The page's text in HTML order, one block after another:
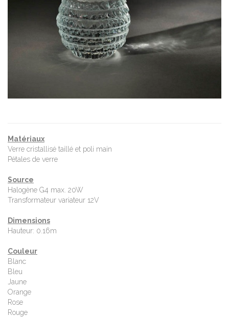
Matériaux
Verre cristallisé taillé et poli main
Pétales de verre
Source
Halogène G4 max. 20W
Transformateur variateur 12V
Dimensions
Hauteur: 0.16m
Couleur
Blanc
Bleu
Jaune
Orange
Rose
Rouge